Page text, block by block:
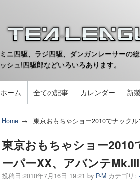
ミニ四駆、ラジ四駆、ダンガンレーサーの
ッシュ!四駆郎などいろいろあります。
ホーム 全ての記事 カレンダー 新
Home 東京おもちゃショー2010でナック
東京おもちゃショー2010
ーパーXX、アバンテ
投稿日:2010年7月16日 19:21 by P-M カテゴリ: